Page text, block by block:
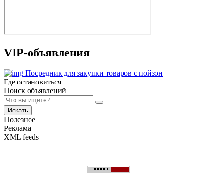
VIP-объявления
Посредник для закупки товаров с пойзон
Где остановиться
Поиск объявлений
Искать
Полезное
Реклама
XML feeds